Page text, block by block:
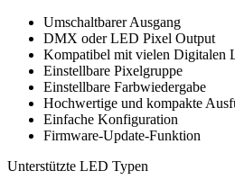
Umschaltbarer Ausgang
DMX oder LED Pixel Output
Kompatibel mit vielen Digitalen
Einstellbare Pixelgruppe
Einstellbare Farbwiedergabe
Hochwertige und kompakte
Einfache Konfiguration
Firmware-Update-Funktion
Unterstützte LED Typen